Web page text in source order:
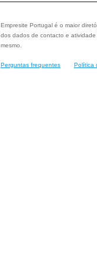
Empresite Portugal é o maior
dos dados de contacto e
mesmo.
Perguntas frequentes Política